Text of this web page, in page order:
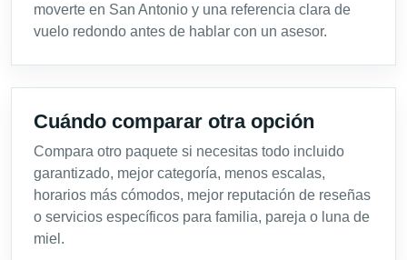
moverte en San Antonio y una referencia clara de
vuelo redondo antes de hablar con un asesor.
Cuándo comparar otra opción
Compara otro paquete si necesitas todo incluido
garantizado, mejor categoría, menos escalas,
horarios más cómodos, mejor reputación de reseñas
o servicios específicos para familia, pareja o luna de
miel.